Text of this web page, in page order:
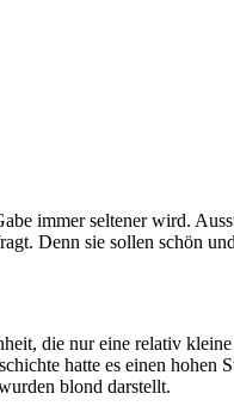
immer seltener wird.
Denn sie sollen schön
die nur eine relativ
hatte es einen hohen
blond darstellt.